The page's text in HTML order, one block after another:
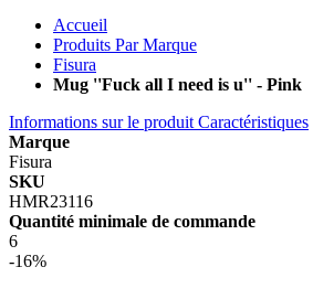
Accueil
Produits Par Marque
Fisura
Mug ''Fuck all I need is u'' - Pink
Informations sur le produit Caractéristiques
Marque
Fisura
SKU
HMR23116
Quantité minimale de commande
6
-16%